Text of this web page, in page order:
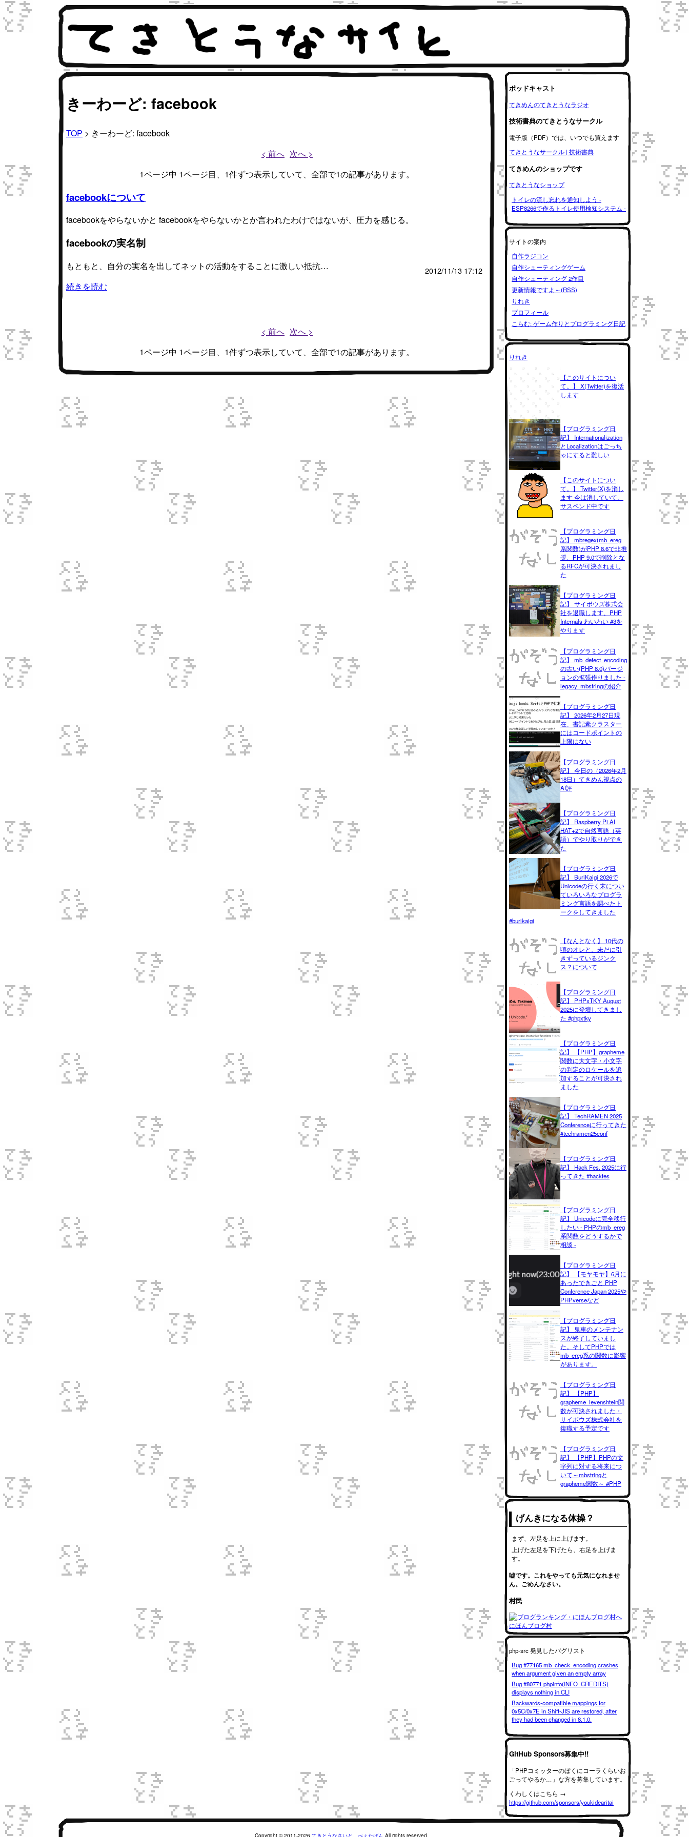
きーわーど: facebook
TOP > きーわーど: facebook
< 前へ 次へ >
1ページ中 1ページ目、1件ずつ表示していて、全部で1の記事があります。
facebookについて
facebookをやらないかと facebookをやらないかとか言われたわけではないが、圧力を感じる。
facebookの実名制
もともと、自分の実名を出してネットの活動をすることに激しい抵抗… 2012/11/13 17:12
続きを読む
< 前へ 次へ >
1ページ中 1ページ目、1件ずつ表示していて、全部で1の記事があります。
ポッドキャスト
てきめんのてきとうなラジオ
技術書典のてきとうなサークル
電子版（PDF）では、いつでも買えます
てきとうなサークル | 技術書典
てきめんのショップです
てきとうなショップ
トイレの流し忘れを通知しよう -
ESP8266で作るトイレ使用検知システム -
サイトの案内
自作ラジコン
自作シューティングゲーム
自作シューティング 2作目
更新情報ですよ～(RSS)
りれき
プロフィール
こらむ: ゲーム作りとプログラミング日記
りれき
【このサイトについ
て。】 X(Twitter)を復活
します
【プログラミング日
記】 Internationalization
とLocalizationはごっち
ゃにすると難しい
【このサイトについ
て。】 Twitter(X)を消し
ます 今は消していて、
サスペンド中です
【プログラミング日
記】 mbregex(mb_ereg
系関数)がPHP 8.6で非推
奨、PHP 9.0で削除とな
るRFCが可決されまし
た
【プログラミング日
記】 サイボウズ株式会
社を退職します、PHP
Internals わいわい #3を
やります
【プログラミング日
記】 mb_detect_encoding
の古い(PHP 8.0)バージ
ョンの拡張作りました -
legacy_mbstringの紹介
【プログラミング日
記】 2026年2月27日現
在、書記素クラスター
にはコードポイントの
上限はない
【プログラミング日
記】 今日の（2026年2月
18日）てきめん視点の
AI評
【プログラミング日
記】 Raspberry Pi AI
HAT+2で自然言語（英
語）でやり取りができ
た
【プログラミング日
記】 BuriKaigi 2026で
Unicodeの行く末につい
ていろいろなプログラ
ミング言語を調べたト
ークをしてきました
#burikaigi
【なんとなく】 10代の
頃のオレと、未だに引
きずっているジンク
ス？について
【プログラミング日
記】 PHPxTKY August
2025に登壇してきまし
た #phpxtky
【プログラミング日
記】 【PHP】grapheme
関数に大文字・小文字
の判定のロケールを追
加することが可決され
ました
【プログラミング日
記】 TechRAMEN 2025
Conferenceに行ってきた
#techramen25conf
【プログラミング日
記】 Hack Fes. 2025に行
ってきた #hackfes
【プログラミング日
記】 Unicodeに完全移行
したい - PHPのmb_ereg
系関数をどうするかで
相談 -
【プログラミング日
記】 【モヤモヤ】6月に
あったできごと PHP
Conference Japan 2025や
PHPverseなど
【プログラミング日
記】 鬼車のメンテナン
スが終了していまし
た。そしてPHPでは
mb_ereg系の関数に影響
があります。
【プログラミング日
記】 【PHP】
grapheme_levenshtein関
数が可決されました・
サイボウズ株式会社を
復職する予定です
【プログラミング日
記】 【PHP】PHPの文
字列に対する将来につ
いて～mbstringと
grapheme関数～ #PHP
げんきになる体操？
まず、左足を上に上げます。
上げた左足を下げたら、右足を上げま
す。
嘘です。これをやっても元気になれませ
ん。ごめんなさい。
村民
にほんブログ村
php-src 発見したバグリスト
Bug #77165 mb_check_encoding crashes
when argument given an empty array
Bug #80771 phpinfo(INFO_CREDITS)
displays nothing in CLI
Backwards-compatible mappings for
0x5C/0x7E in Shift-JIS are restored, after
they had been changed in 8.1.0.
GitHub Sponsors募集中!!
「PHPコミッターのぼくにコーラくらいお
ごってやるか…」な方を募集しています。
くわしくはこちら →
https://github.com/sponsors/youkidearitai
Copyright © 2011-2026 てきとうなさいと。べぇたばん All rights reserved.